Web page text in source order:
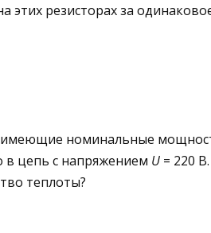
этих резисторах за
имеющие номинальные
в цепь с напряжением U = 220
теплоты?